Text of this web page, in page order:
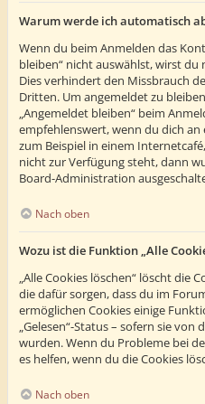
Warum werde ich automatisch
Wenn du beim Anmelden das
bleiben“ nicht auswählst, wirst
Dies verhindert den Missbrauch
Dritten. Um angemeldet zu
„Angemeldet bleiben“ beim
empfehlenswert, wenn du dich
zum Beispiel in einem
nicht zur Verfügung steht, dann
Board-Administration
Nach oben
Wozu ist die Funktion „Alle
„Alle Cookies löschen“ löscht die
die dafür sorgen, dass du im
ermöglichen Cookies einige
„Gelesen“-Status – sofern sie
wurden. Wenn du Probleme bei
es helfen, wenn du die Cookies
Nach oben